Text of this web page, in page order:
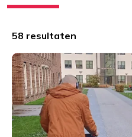
58 resultaten